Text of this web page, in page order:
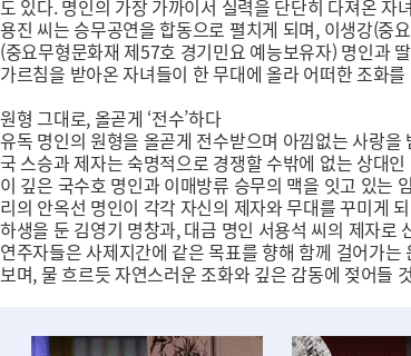
도 있다. 명인의 가장 가까이서 실력을 단단히 다져온
용진 씨는 승무공연을 합동으로 펼치게 되며, 이생강(중
(중요무형문화재 제57호 경기민요 예능보유자) 명인과
가르침을 받아온 자녀들이 한 무대에 올라 어떠한 조화
원형 그대로, 올곧게 ‘전수’하다
유독 명인의 원형을 올곧게 전수받으며 아낌없는 사랑
국 스승과 제자는 숙명적으로 경쟁할 수밖에 없는 상대
이 깊은 국수호 명인과 이매방류 승무의 맥을 잇고 있는
리의 안옥선 명인이 각각 자신의 제자와 무대를 꾸미게
하생을 둔 김영기 명창과, 대금 명인 서용석 씨의 제자로
연주자들은 사제지간에 같은 목표를 향해 함께 걸어가
보며, 물 흐르듯 자연스러운 조화와 깊은 감동에 젖어들